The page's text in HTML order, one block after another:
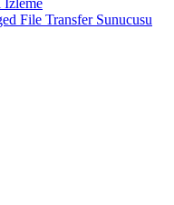
İzleme
File Transfer Sunucusu